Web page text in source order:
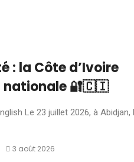
: la Côte d’Ivoire
nationale 🔐🇨🇮
Le 23 juillet 2026, à Abidjan,
3 août 2026